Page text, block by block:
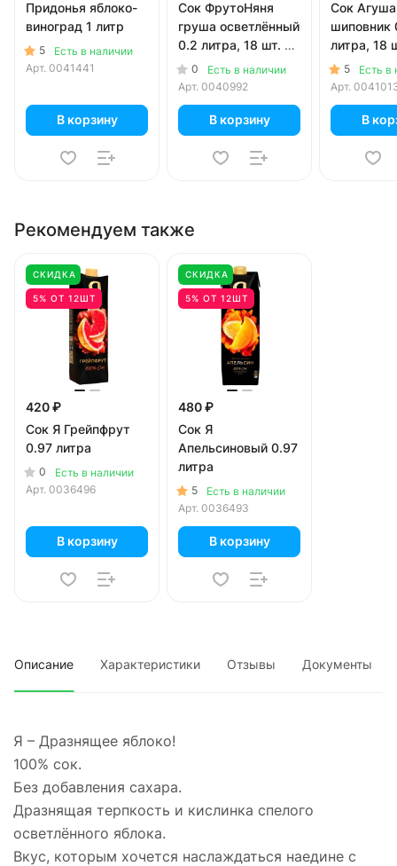
Придонья яблоко-
виноград 1 литр
5
Есть в наличии
Арт. 0041441
В корзину
Сок ФрутоНяня
груша осветлённый
0.2 литра, 18 шт. в
уп.0
Есть в наличии
Арт. 0040992
В корзину
Сок
шиповник
литра, 18
5
Есть в
Арт.
В
Рекомендуем также
СКИДКА
5% ОТ 12ШТ
420 ₽
Сок Я Грейпфрут
0.97 литра
0
Есть в наличии
Арт. 0036496
В корзину
СКИДКА
5% ОТ 12ШТ
480 ₽
Сок Я
Апельсиновый 0.97
литра
5
Есть в наличии
Арт. 0036493
В корзину
Описание Характеристики Отзывы Документы
Я – Дразнящее яблоко!
100% сок.
Без добавления сахара.
Дразнящая терпкость и кислинка спелого
осветлённого яблока.
Вкус, которым хочется наслаждаться наедине с